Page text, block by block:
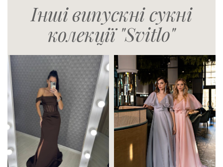
Інші випускні сукні
колекції "Svitlo"